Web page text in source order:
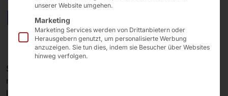
Kiosk-Markt
Seit 2016 steht unser
modulare Architektur, schlankes Industriedesign und
langfristige Investitionssicherheit. Das 32-Zoll-
unserer Website umgehen.
Marketing
Marketing Services werden von Drittanbietern oder
Herausgebern genutzt, um personalisierte Werbung
anzuzeigen. Sie tun dies, indem sie Besucher über Websites
hinweg verfolgen.